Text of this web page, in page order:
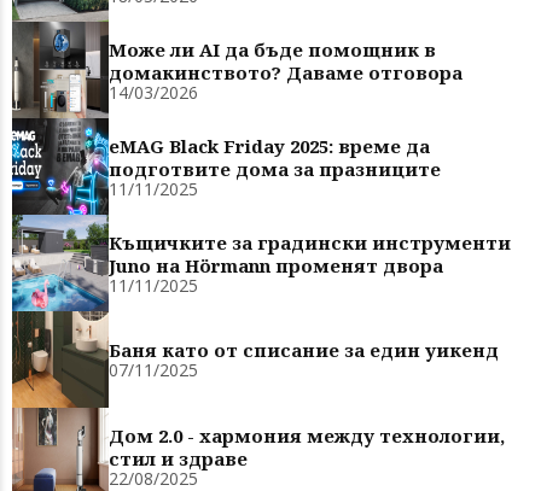
Може ли AI да бъде помощник в
домакинството? Даваме отговора
14/03/2026
eMAG Black Friday 2025: време да
подготвите дома за празниците
11/11/2025
Къщичките за градински инструменти
Juno на Hörmann променят двора
11/11/2025
Баня като от списание за един уикенд
07/11/2025
Дом 2.0 - хармония между технологии,
стил и здраве
22/08/2025